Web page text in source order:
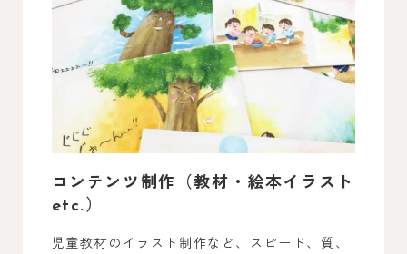
コンテンツ制作（教材・絵本イラスト
etc.）
児童教材のイラスト制作など、スピード、質、